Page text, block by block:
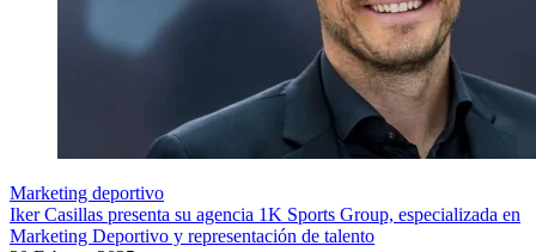
Marketing deportivo
Iker Casillas presenta su agencia 1K Sports Group, especializada en
Marketing Deportivo y representación de talento